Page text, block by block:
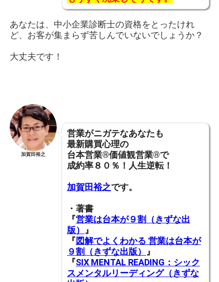
あなたは、中小企業診断士の資格をとったけれ
ど、お客が集まらず苦しんでいないでしょうか？
大丈夫です！
加賀田裕之
営業がニガテなあなたも
最新購買心理の
台本営業®︎価値観営業®︎で
成約率８０％！人生逆転！
加賀田裕之です。
・著書
『営業は台本が９割（きずな出
版）
』
『図解でよくわかる 営業は台本が
９割（きずな出版）
』
『SIX MENTAL READING：シック
スメンタルリーディング（きずな